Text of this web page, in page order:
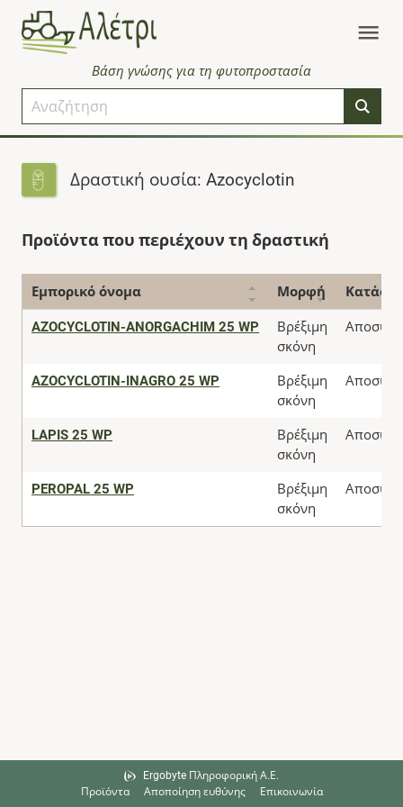
Βάση γνώσης για τη φυτοπροστασία
Δραστική ουσία: Azocyclotin
Προϊόντα που περιέχουν τη δραστική
Εμπορικό όνομα Μορφή
AZOCYCLOTIN-ANORGACHIM 25 WP
Βρέξιμη
σκόνη
AZOCYCLOTIN-INAGRO 25 WP
Βρέξιμη
σκόνη
LAPIS 25 WP
Βρέξιμη
σκόνη
PEROPAL 25 WP
Βρέξιμη
σκόνη
Ergobyte Πληροφορική Α.Ε.
Προϊόντα
Αποποίηση ευθύνης Επικοινωνία